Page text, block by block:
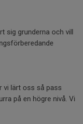
sig grunderna och vill
vi lärt oss så pass
på en högre nivå. Vi